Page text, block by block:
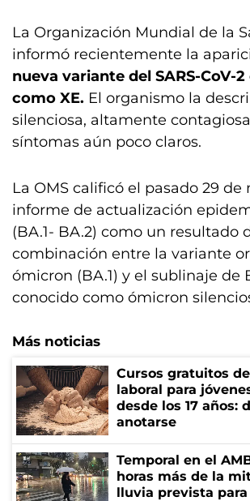
La Organización Mundial de la
informó recientemente la
nueva variante del SARS-CoV-
como XE. El organismo la
silenciosa, altamente
síntomas aún poco claros.
La OMS calificó el pasado 29 de
informe de actualización
(BA.1- BA.2) como un resultado
combinación entre la variante
ómicron (BA.1) y el sublinaje de
conocido como ómicron
Más noticias
Cursos gratuitos
laboral para
desde los 17 años:
anotarse
Temporal en el
horas más de la
lluvia prevista